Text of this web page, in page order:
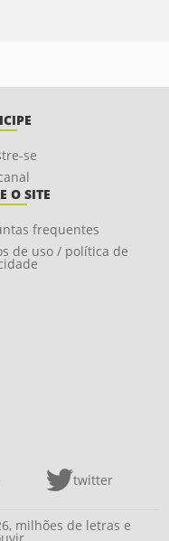
se
O SITE
frequentes
de uso / política de
twitter
milhões de letras e